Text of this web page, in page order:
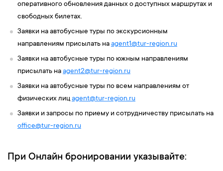
оперативного обновления данных о доступных маршрутах и
свободных билетах.
Заявки на автобусные туры по экскурсионным
направлениям присылать наagent1@tur-region.ru
Заявки на автобусные туры по южным направлениям
присылать наagent2@tur-region.ru
Заявки на автобусные туры по всем направлениям от
физических лицagent@tur-region.ru
Заявки и запросы по приему и сотрудничеству присылать на
office@tur-region.ru
При Онлайн бронировании указывайте: